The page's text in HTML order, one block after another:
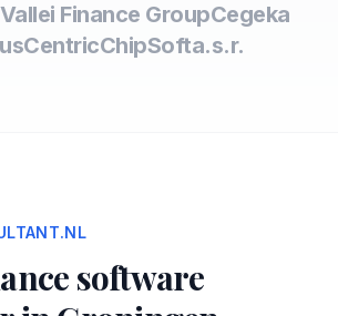
Vallei Finance GroupCegeka
CentricChipSofta.s.r.
software